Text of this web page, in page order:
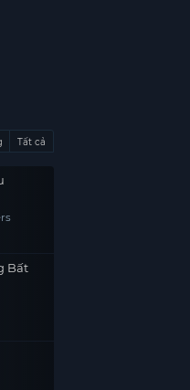
Tất cả
Bất